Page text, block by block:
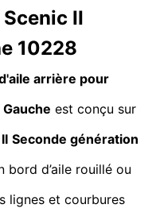
II
10228
arrière pour
est conçu sur
Seconde génération
bord d’aile rouillé ou
lignes et courbures